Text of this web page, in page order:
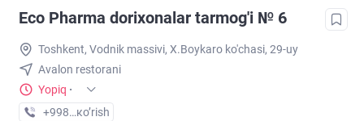
Eco Pharma dorixonalar tarmog'i № 6
Toshkent, Vodnik massivi, X.Boykaro ko'chasi, 29-uy
Avalon restorani
Yopiq ·
+998 (55) XXX-XX-XX
кo’rish